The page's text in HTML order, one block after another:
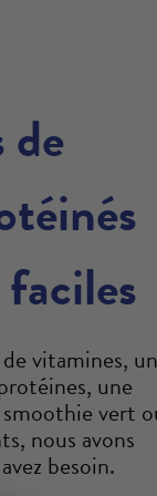
de
vitamines,
une
vert
nous avons
besoin.